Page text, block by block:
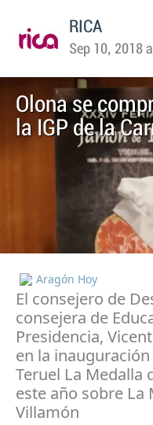
RICA
Sep 10, 2018
Olona se
la IGP de la
Aragón Hoy
El consejero de
consejera de
Presidencia,
en la inauguración
Teruel La Medalla
este año sobre La
Villamón